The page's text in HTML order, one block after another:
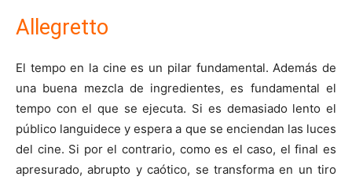
Allegretto
El tempo en la cine es un pilar fundamental. Además de
una buena mezcla de ingredientes, es fundamental el
tempo con el que se ejecuta. Si es demasiado lento el
público languidece y espera a que se enciendan las luces
del cine. Si por el contrario, como es el caso, el final es
apresurado, abrupto y caótico, se transforma en un tiro